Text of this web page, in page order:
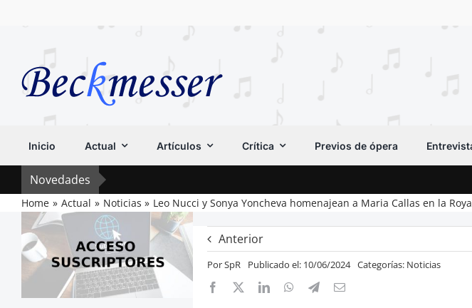
Inicio Actual Artículos Crítica Previos de ópera
Novedades
Home Actual Noticias Leo Nucci y Sonya Yoncheva homenajean a Maria Callas en la
Anterior
PorSpR Publicado el: 10/06/2024 Categorías: Noticias